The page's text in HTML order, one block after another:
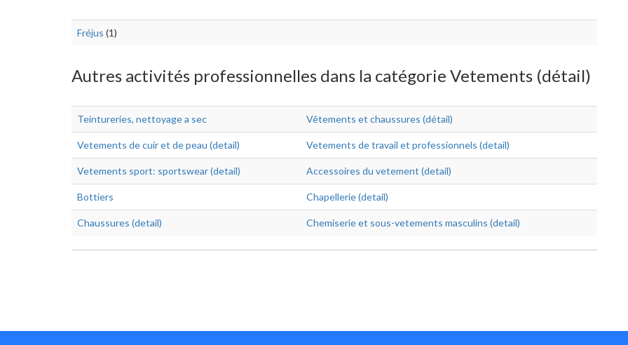
Fréjus (1)
Autres activités professionnelles dans la catégorie Vetements (détail)
Teintureries, nettoyage a sec Vêtements et chaussures (détail)
Vetements de cuir et de peau (detail) Vetements de travail et professionnels (detail)
Vetements sport: sportswear (detail) Accessoires du vetement (detail)
Bottiers Chapellerie (detail)
Chaussures (detail) Chemiserie et sous-vetements masculins (detail)